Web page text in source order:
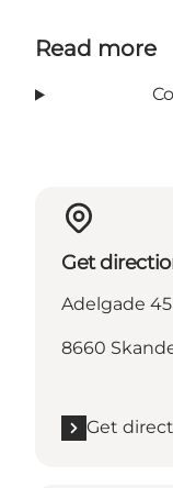
Read more
Get
Adelgade 45
8660
Get